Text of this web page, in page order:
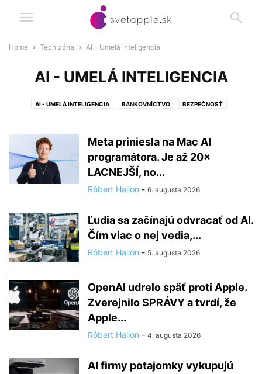
Home Tech zóna AI - Umelá inteligencia
AI - UMELÁ INTELIGENCIA
AI - UMELÁ INTELIGENCIA BANKOVNÍCTVO BEZPEČNOSŤ
Meta priniesla na Mac AI
programátora. Je až 20×
LACNEJŠÍ, no...
Róbert Hallon - 6. augusta 2026
Ľudia sa začínajú odvracať od AI.
Čím viac o nej vedia,...
Róbert Hallon - 5. augusta 2026
OpenAI udrelo späť proti Apple.
Zverejnilo SPRÁVY a tvrdí, že
Apple...
Róbert Hallon - 4. augusta 2026
AI firmy potajomky vykupujú